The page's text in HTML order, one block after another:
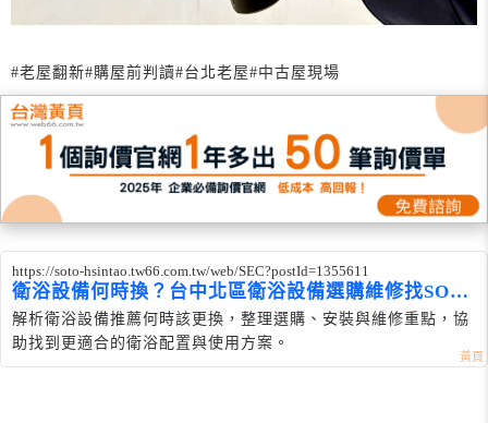
#老屋翻新#購屋前判讀#台北老屋#中古屋現場
https://soto-hsintao.tw66.com.tw/web/SEC?postId=1355611
衛浴設備何時換？台中北區衛浴設備選購維修找SOT
O
解析衛浴設備推薦何時該更換，整理選購、安裝與維修重點，協
助找到更適合的衛浴配置與使用方案。